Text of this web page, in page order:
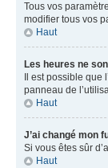
Tous vos
modifier tous vos
Haut
Les heures ne
Il est possible
panneau de
Haut
J’ai changé mon
Si vous êtes sûr
Haut